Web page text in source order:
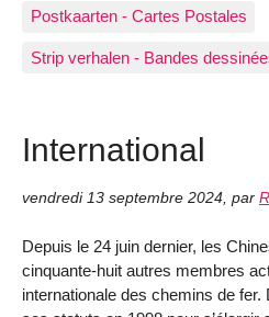
Postkaarten - Cartes Postales
Strip verhalen - Bandes
International
vendredi 13 septembre 2024, par
Depuis le 24 juin dernier, les
cinquante-huit autres membres
internationale des chemins de fer.